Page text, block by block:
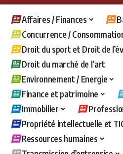
Affaires / Finances
Concurrence /
Droit du sport et Droit de
Droit du marché de l’art
Environnement / Energie
Finance et patrimoine
Immobilier
Propriété intellectuelle et
Ressources humaines